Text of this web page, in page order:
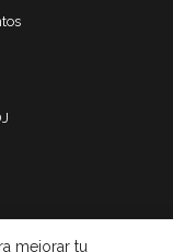
mejorar tu